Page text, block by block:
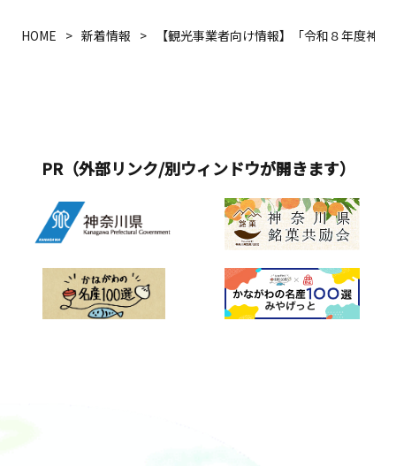
HOME 新着情報 【観光事業者向け情報】「令和８年度神
PR（外部リンク/別ウィンドウが開きます）